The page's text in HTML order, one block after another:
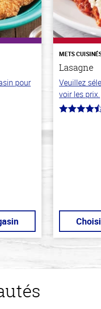
pour
METS
Lasagne
Veuillez
voir les prix.
4.1